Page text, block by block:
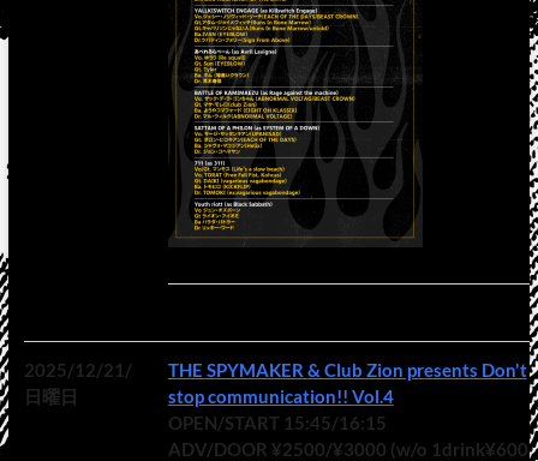
2025/12/21/
日曜日
THE SPYMAKER & Club Zion presents Don't
stop communication!! Vol.4
OPEN/START 15:45/16:15
ADV/DOOR ¥2500/¥3000 (w/o 1drink¥600)